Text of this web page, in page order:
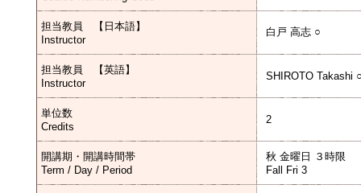
担当教員 【日本語】
Instructor
白戸 高志 ○
担当教員 【英語】
Instructor
SHIROTO Takashi
単位数
Credits
2
開講期・開講時間帯
Term / Day / Period
秋 金曜日 ３時限
Fall Fri 3